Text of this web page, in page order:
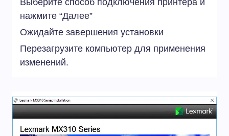
нажмите “Далее”
Ожидайте завершения установки
Перезагрузите компьютер для применения
изменений.